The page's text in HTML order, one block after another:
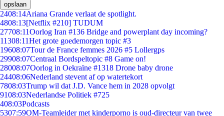
opslaan
2408:14Ariana Grande verlaat de spotlight.
4808:13[Netflix #210] TUDUM
27708:11Oorlog Iran #136 Bridge and powerplant day incoming?
11308:11Het grote goedemorgen topic #3
19608:07Tour de France femmes 2026 #5 Lollergps
29908:07Centraal Bordspeltopic #8 Game on!
28008:07Oorlog in Oekraïne #1318 Drone baby drone
24408:06Nederland stevent af op watertekort
7808:03Trump wil dat J.D. Vance hem in 2028 opvolgt
9108:03Nederlandse Politiek #725
408:03Podcasts
5307:59OM-Teamleider met kinderporno is oud-directeur van twee